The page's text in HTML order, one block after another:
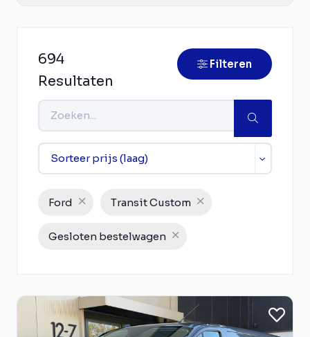
694
Resultaten
Filteren
Ford Transit Custom
Gesloten bestelwagen